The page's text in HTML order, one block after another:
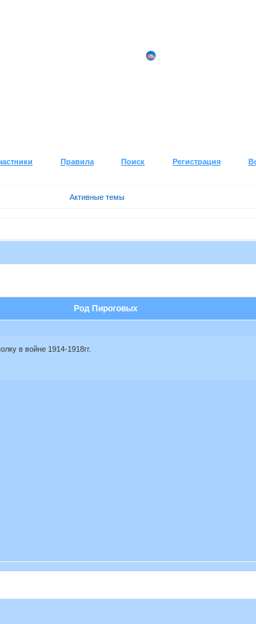
Правила Поиск Регистрация
Активные темы
Род Пироговых
в войне 1914-1918гг.